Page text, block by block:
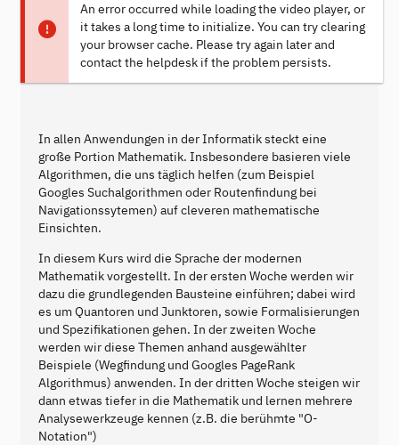
An error occurred while loading the video player, or
it takes a long time to initialize. You can try clearing
your browser cache. Please try again later and
contact the helpdesk if the problem persists.
In allen Anwendungen in der Informatik steckt eine
große Portion Mathematik. Insbesondere basieren viele
Algorithmen, die uns täglich helfen (zum Beispiel
Googles Suchalgorithmen oder Routenfindung bei
Navigationssytemen) auf cleveren mathematische
Einsichten.
In diesem Kurs wird die Sprache der modernen
Mathematik vorgestellt. In der ersten Woche werden wir
dazu die grundlegenden Bausteine einführen; dabei wird
es um Quantoren und Junktoren, sowie Formalisierungen
und Spezifikationen gehen. In der zweiten Woche
werden wir diese Themen anhand ausgewählter
Beispiele (Wegfindung und Googles PageRank
Algorithmus) anwenden. In der dritten Woche steigen wir
dann etwas tiefer in die Mathematik und lernen mehrere
Analysewerkzeuge kennen (z.B. die berühmte "O-
Notation")